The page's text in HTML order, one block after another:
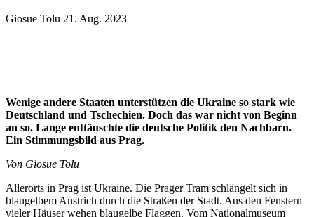
Giosue Tolu 21. Aug. 2023
Wenige andere Staaten unterstützen die Ukraine so stark wie
Deutschland und Tschechien. Doch das war nicht von Beginn
an so. Lange enttäuschte die deutsche Politik den Nachbarn.
Ein Stimmungsbild aus Prag.
Von Giosue Tolu
Allerorts in Prag ist Ukraine. Die Prager Tram schlängelt sich in
blaugelbem Anstrich durch die Straßen der Stadt. Aus den Fenstern
vieler Häuser wehen blaugelbe Flaggen. Vom Nationalmuseum